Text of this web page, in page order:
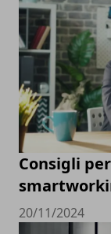
Consigli
20/11/2024